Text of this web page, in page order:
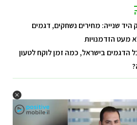
שנייה: מחירים נשחקים, דגמים
מעט הזדמנויות
הדגמים בישראל, כמה זמן לוקח לטעון